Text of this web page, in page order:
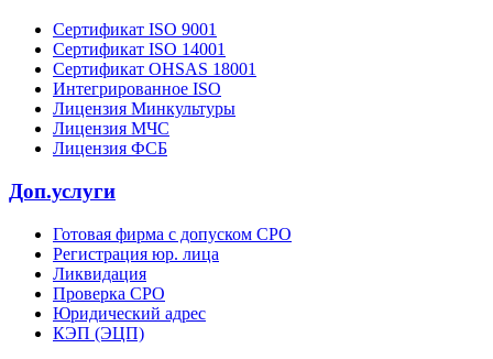
Сертификат ISO 9001
Сертификат ISO 14001
Сертификат OHSAS 18001
Интегрированное ISO
Лицензия Минкультуры
Лицензия МЧС
Лицензия ФСБ
Доп.услуги
Готовая фирма с допуском СРО
Регистрация юр. лица
Ликвидация
Проверка СРО
Юридический адрес
КЭП (ЭЦП)